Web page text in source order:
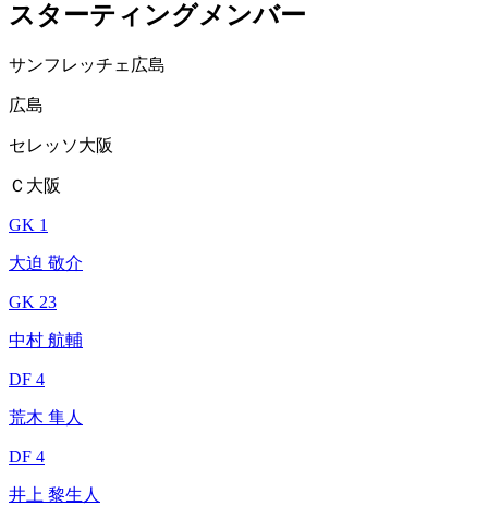
スターティングメンバー
サンフレッチェ広島
広島
セレッソ大阪
Ｃ大阪
GK 1
大迫 敬介
GK 23
中村 航輔
DF 4
荒木 隼人
DF 4
井上 黎生人